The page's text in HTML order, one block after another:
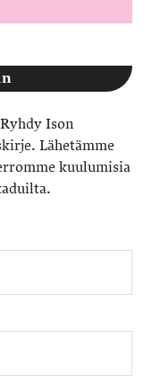
Ison
Lähetämme
kuulumisia